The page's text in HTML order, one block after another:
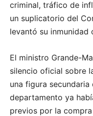
criminal, tráfico de
un suplicatorio del
levantó su inmunidad
El ministro Grande-
silencio oficial sobre
una figura secundaria
departamento ya
previos por la